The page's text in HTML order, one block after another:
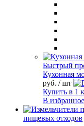
Быстрый
Кухонная
руб. / шт
Купить в 1
В избранное
пищевых отходов